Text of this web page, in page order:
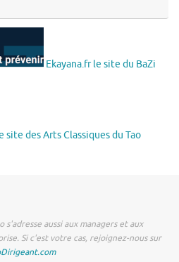
Ekayana.fr le site du BaZi
site des Arts Classiques du Tao
s'adresse aussi aux managers et aux
Si c'est votre cas, rejoignez-nous sur